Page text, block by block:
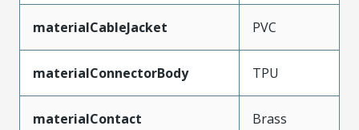
materialCableJacket PVC
materialConnectorBody TPU
materialContact Brass